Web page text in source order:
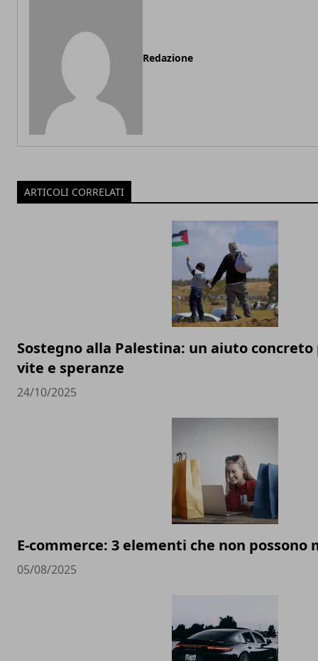
Redazione
ARTICOLI CORRELATI
Sostegno alla Palestina: un aiuto
vite e speranze
24/10/2025
E-commerce: 3 elementi che non possono
05/08/2025